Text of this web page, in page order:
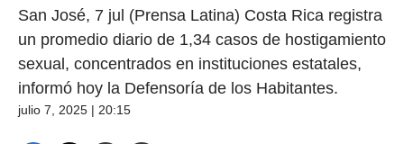
San José, 7 jul (Prensa Latina) Costa Rica registra
un promedio diario de 1,34 casos de hostigamiento
sexual, concentrados en instituciones estatales,
informó hoy la Defensoría de los Habitantes.
julio 7, 2025 | 20:15